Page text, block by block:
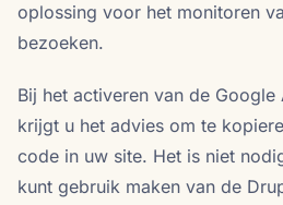
oplossing voor het monitoren
bezoeken.
Bij het activeren van de
krijgt u het advies om te
code in uw site. Het is niet
kunt gebruik maken van de